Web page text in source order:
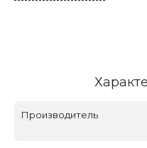
Производитель